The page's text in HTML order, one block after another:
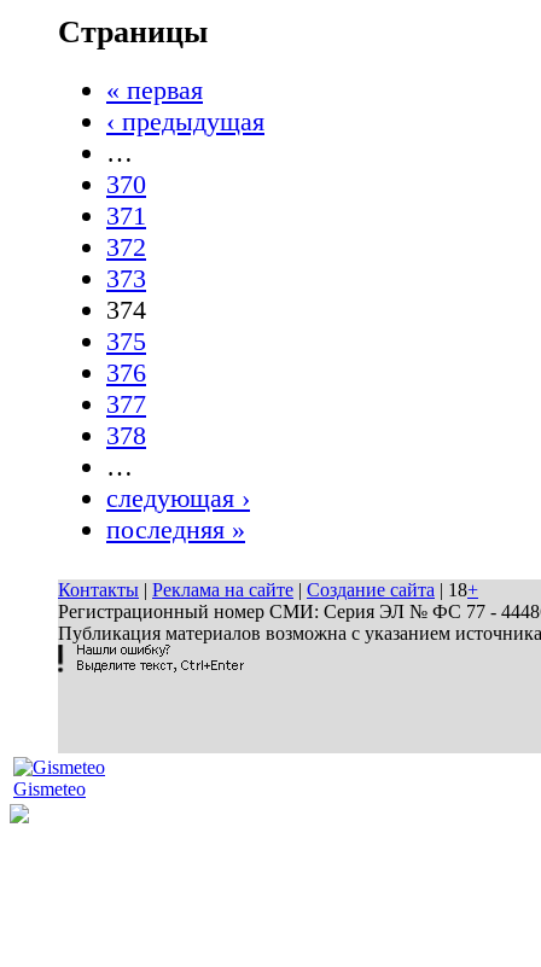
Страницы
« первая
‹ предыдущая
…
370
371
372
373
374
375
376
377
378
…
следующая ›
последняя »
Контакты | Реклама на сайте | Создание сайта | 18+
Регистрационный номер СМИ: Серия ЭЛ № ФС 77 - 44486
Публикация материалов возможна с указанием
Gismeteo